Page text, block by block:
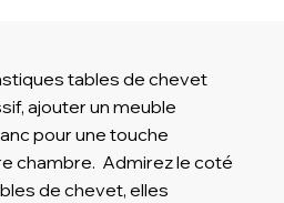
tables de chevet
ajouter un meuble
pour une touche
chambre. Admirez le coté
de chevet, elles